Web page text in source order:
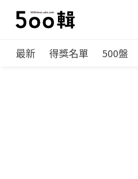
最新 得獎名單 500盤